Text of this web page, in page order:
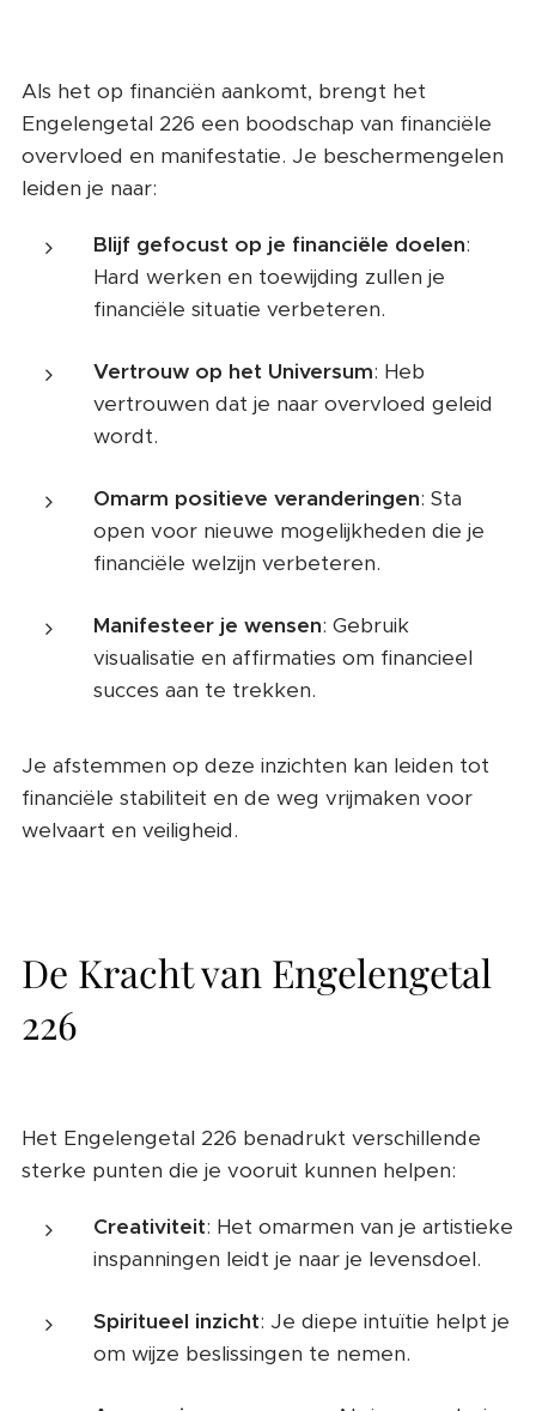
Als het op financiën aankomt, brengt het
Engelengetal 226 een boodschap van financiële
overvloed en manifestatie. Je beschermengelen
leiden je naar:
Blijf gefocust op je financiële doelen:
Hard werken en toewijding zullen je
financiële situatie verbeteren.
Vertrouw op het Universum: Heb
vertrouwen dat je naar overvloed geleid
wordt.
Omarm positieve veranderingen: Sta
open voor nieuwe mogelijkheden die je
financiële welzijn verbeteren.
Manifesteer je wensen: Gebruik
visualisatie en affirmaties om financieel
succes aan te trekken.
Je afstemmen op deze inzichten kan leiden tot
financiële stabiliteit en de weg vrijmaken voor
welvaart en veiligheid.
De Kracht van Engelengetal
226
Het Engelengetal 226 benadrukt verschillende
sterke punten die je vooruit kunnen helpen:
Creativiteit: Het omarmen van je artistieke
inspanningen leidt je naar je levensdoel.
Spiritueel inzicht: Je diepe intuïtie helpt je
om wijze beslissingen te nemen.